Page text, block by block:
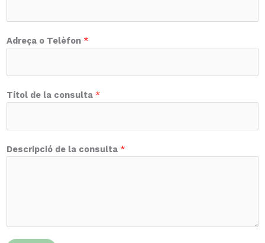
Adreça o Telèfon *
Títol de la consulta *
Descripció de la consulta *